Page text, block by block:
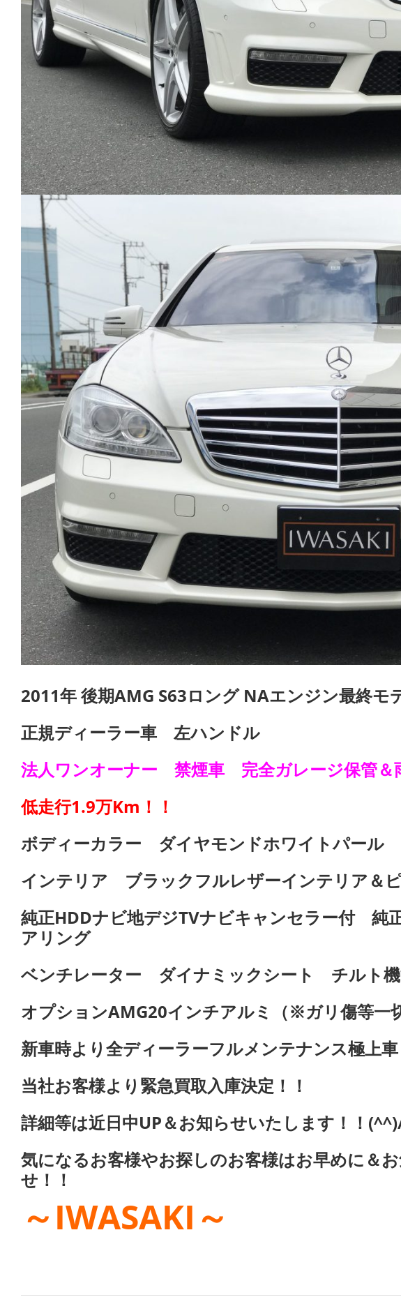
2011年 後期AMG S63ロング NAエンジン最終モ
正規ディーラー車 左ハンドル
法人ワンオーナー 禁煙車 完全ガレージ保管＆
低走行1.9万Km！！
ボディーカラー ダイヤモンドホワイトパール
インテリア ブラックフルレザーインテリア＆
純正HDDナビ地デジTVナビキャンセラー付 純
アリング
ベンチレーター ダイナミックシート チルト機
オプションAMG20インチアルミ（※ガリ傷等一
新車時より全ディーラーフルメンテナンス極上車
当社お客様より緊急買取入庫決定！！
詳細等は近日中UP＆お知らせいたします！！
気になるお客様やお探しのお客様はお早めに＆
せ！！
～IWASAKI～